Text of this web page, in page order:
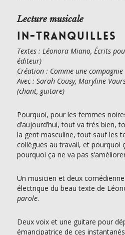
Lecture musicale
IN-TRANQUILLES
Textes : Léonora Miano, Écrits
éditeur)
Création : Comme une compagnie
Avec : Sarah Cousy, Maryline
(chant, guitare)
Pourquoi, pour les femmes
d’aujourd’hui, tout va très bien,
la gent masculine, tout sauf les
collègues au travail, et pourquoi
pourquoi ça ne va pas
Un musicien et deux
électrique du beau texte de
parole.
Deux voix et une guitare pour
émancipatrice de ces